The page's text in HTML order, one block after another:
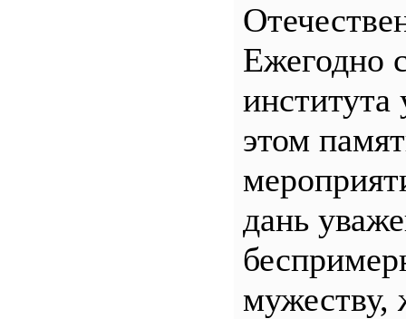
Ежегодно
института
этом
дань
мужеству,